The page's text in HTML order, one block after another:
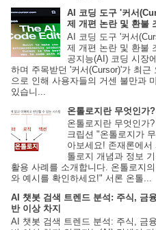
AI 코딩 도구 '커서
제 개편 논란 및 환불
AI 코딩 도구 '커서
제 개편 논란 및 환불
공지능(AI) 코딩 시장
하며 주목받던 '커서(Cursor)'가 최근
으로 인해 사용자들의 거센 불만과
있습니...
온톨로지란 무엇인가?
온톨로지란 무엇인가
크립션 "온톨로지가
아보세요! 존재론에서
톨로지 개념과 정보
활용 사례를 소개합니다. 온톨로지
와 예시를 확인하세요!" 서론 온톨...
AI 챗봇 검색 트렌드 분석: 주식, 금
반 이상 차지
AI 챗봇 검색 트렌드 분석: 주식, 금